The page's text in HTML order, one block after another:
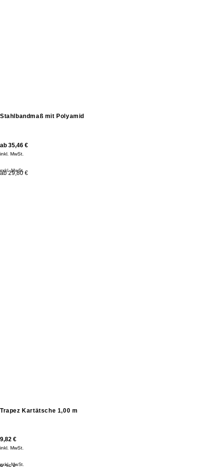
Stahlbandmaß mit Polyamid
ab 35,46 €
inkl. MwSt.
ab 29,80 €
exkl. MwSt.
Trapez Kartätsche 1,00 m
9,82 €
inkl. MwSt.
exkl. MwSt.